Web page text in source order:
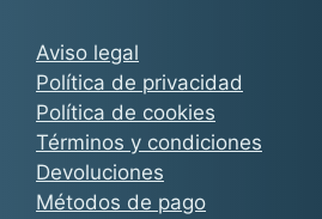
Aviso legal
Política de privacidad
Política de cookies
Términos y condiciones
Devoluciones
Métodos de pago